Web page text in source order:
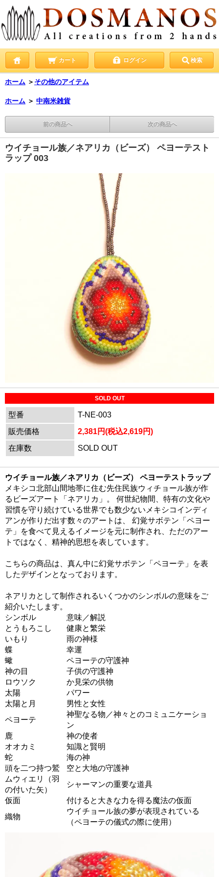
カート ログイン 検索
ホーム ＞ その他のアイテム
ホーム ＞ 中南米雑貨
前の商品へ 次の商品へ
ウイチョール族／ネアリカ（ビーズ） ペヨーテスト
ラップ 003
SOLD OUT
型番
T-NE-003
販売価格
2,381円(税込2,619円)
在庫数
SOLD OUT
ウイチョール族／ネアリカ（ビーズ） ペヨーテストラップ
メキシコ北部山間地帯に住む先住民族ウィチョール族が作
るビーズアート「ネアリカ」。 何世紀物間、特有の文化や
習慣を守り続けている世界でも数少ないメキシコインディ
アンが作りだ出す数々のアートは、 幻覚サボテン「ペヨー
テ」を食べて見えるイメージを元に制作され、ただのアー
トではなく、精神的思想を表しています。
こちらの商品は、真ん中に幻覚サボテン「ペヨーテ」を表
したデザインとなっております。
ネアリカとして制作されるいくつかのシンボルの意味をご
紹介いたします。
シンボル
意味／解説
とうもろこし
健康と繁栄
いもり
雨の神様
蝶
幸運
蠍
ペヨーテの守護神
神の目
子供の守護神
ロウソク
か見栄の供物
太陽
パワー
太陽と月
男性と女性
ペヨーテ
神聖なる物／神々とのコミュニケーショ
ン
鹿
神の使者
オオカミ
知識と賢明
蛇
海の神
頭を二つ持つ鷲
空と大地の守護神
ムウィエリ（羽
の付いた矢）
シャーマンの重要な道具
仮面
付けると大きな力を得る魔法の仮面
織物
ウイチョール族の夢が表現されている
（ペヨーテの儀式の際に使用）